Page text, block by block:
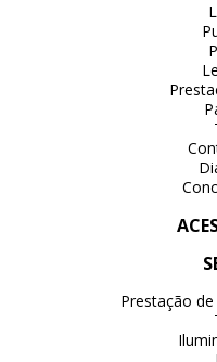
Prestação